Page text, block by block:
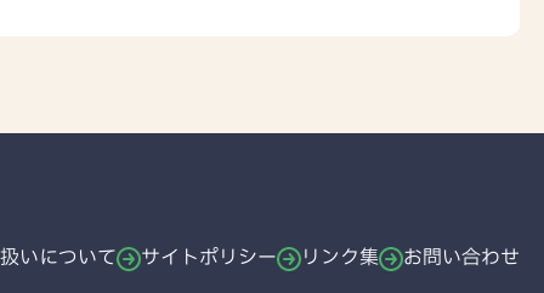
いについて サイトポリシー リンク集 お問い合わせ